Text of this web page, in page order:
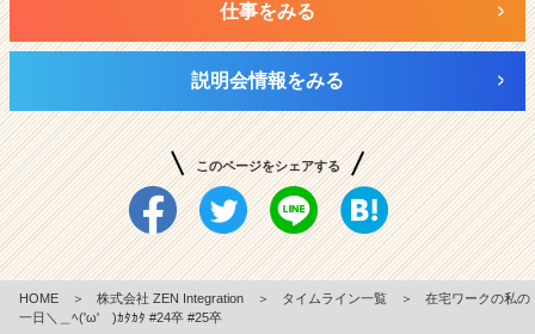
仕事をみる
説明会情報をみる
このページをシェアする
HOME ＞ 株式会社 ZEN Integration ＞ タイムライン一覧 ＞
在宅ワークの私の
一日＼＿ﾍ('ω' )ｶﾀｶﾀ #24卒 #25卒